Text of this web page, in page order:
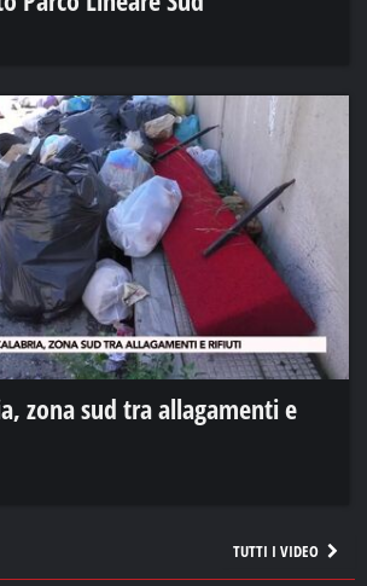
zona sud tra allagamenti e
TUTTI I VIDEO